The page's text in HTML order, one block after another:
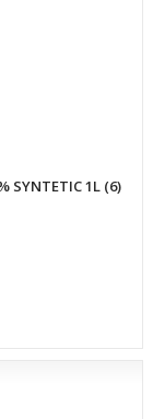
SYNTETIC 1L (6)